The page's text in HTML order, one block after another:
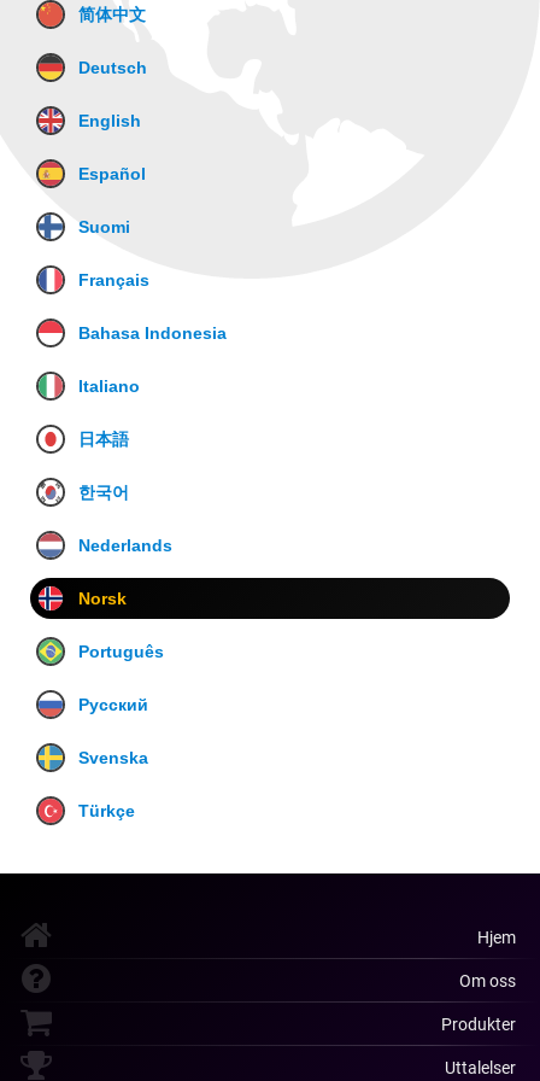
简体中文
Deutsch
English
Español
Suomi
Français
Bahasa Indonesia
Italiano
日本語
한국어
Nederlands
Norsk
Português
Русский
Svenska
Türkçe
Hjem
Om oss
Produkter
Uttalelser